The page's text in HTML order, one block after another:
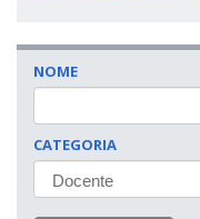
NOME
CATEGORIA